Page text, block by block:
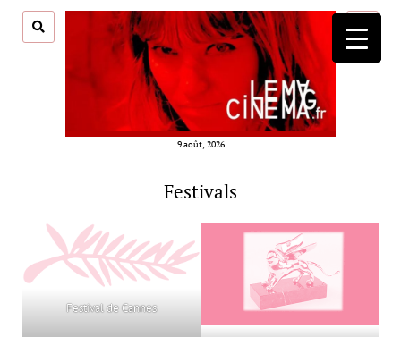
9 août, 2026
menu
Festivals
Festival de Cannes